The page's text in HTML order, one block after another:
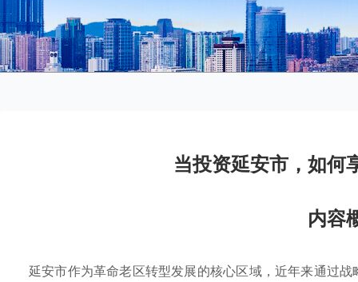
当投资延安市，如何
内容
延安市作为革命老区转型发展的核心区域，近年来通过